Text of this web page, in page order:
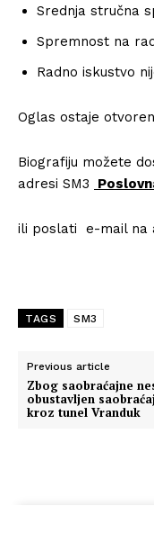
Srednja stručna
Spremnost na
Radno iskustvo
Oglas ostaje
Biografiju možete
adresi SM3
ili poslati e-mail na
TAGS SM3
Previous article
Zbog saobraćajne
obustavljen saobraćaj
kroz tunel Vranduk